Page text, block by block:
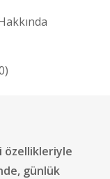
özellikleriyle
günlük